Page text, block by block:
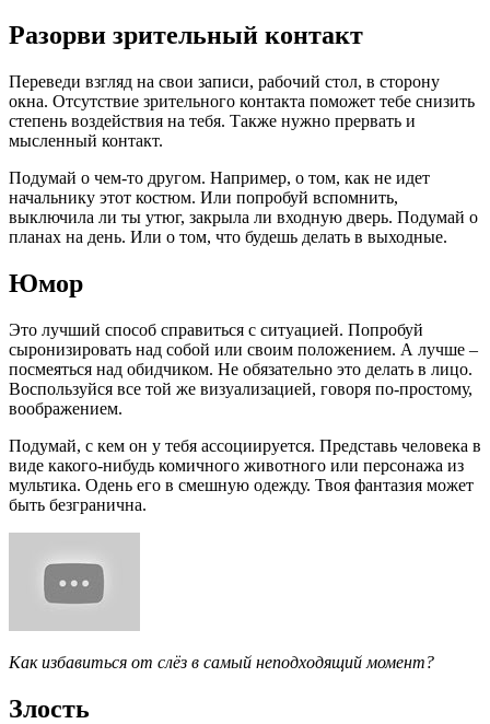
Разорви зрительный контакт
Переведи взгляд на свои записи, рабочий стол, в сторону
окна. Отсутствие зрительного контакта поможет тебе снизить
степень воздействия на тебя. Также нужно прервать и
мысленный контакт.
Подумай о чем-то другом. Например, о том, как не идет
начальнику этот костюм. Или попробуй вспомнить,
выключила ли ты утюг, закрыла ли входную дверь. Подумай о
планах на день. Или о том, что будешь делать в выходные.
Юмор
Это лучший способ справиться с ситуацией. Попробуй
сыронизировать над собой или своим положением. А лучше –
посмеяться над обидчиком. Не обязательно это делать в лицо.
Воспользуйся все той же визуализацией, говоря по-простому,
воображением.
Подумай, с кем он у тебя ассоциируется. Представь человека в
виде какого-нибудь комичного животного или персонажа из
мультика. Одень его в смешную одежду. Твоя фантазия может
быть безгранична.
Как избавиться от слёз в самый неподходящий момент?
Злость